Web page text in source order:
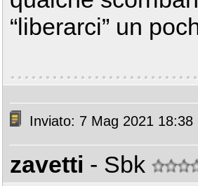
“liberarci” un
Inviato: 7 Mag 2021 18:38
zavetti - Sbk